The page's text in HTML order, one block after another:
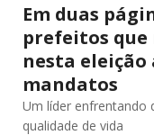
Em duas
prefeitos que
nesta eleição
mandatos
Um líder enfrentando
qualidade de vida